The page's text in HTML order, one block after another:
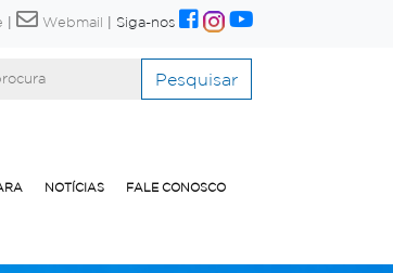
Webmail Siga-nos
Pesquisar
NOTÍCIAS FALE CONOSCO